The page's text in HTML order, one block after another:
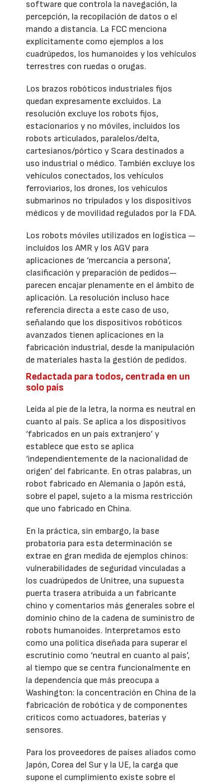
software que controla la navegación, la
percepción, la recopilación de datos o el
mando a distancia. La FCC menciona
explícitamente como ejemplos a los
cuadrúpedos, los humanoides y los vehículos
terrestres con ruedas o orugas.
Los brazos robóticos industriales fijos
quedan expresamente excluidos. La
resolución excluye los robots fijos,
estacionarios y no móviles, incluidos los
robots articulados, paralelos/delta,
cartesianos/pórtico y Scara destinados a
uso industrial o médico. También excluye los
vehículos conectados, los vehículos
ferroviarios, los drones, los vehículos
submarinos no tripulados y los dispositivos
médicos y de movilidad regulados por la FDA.
Los robots móviles utilizados en logística —
incluidos los AMR y los AGV para
aplicaciones de ‘mercancía a persona’,
clasificación y preparación de pedidos—
parecen encajar plenamente en el ámbito de
aplicación. La resolución incluso hace
referencia directa a este caso de uso,
señalando que los dispositivos robóticos
avanzados tienen aplicaciones en la
fabricación industrial, desde la manipulación
de materiales hasta la gestión de pedidos.
Redactada para todos, centrada en un
solo país
Leída al pie de la letra, la norma es neutral en
cuanto al país. Se aplica a los dispositivos
‘fabricados en un país extranjero’ y
establece que esto se aplica
‘independientemente de la nacionalidad de
origen’ del fabricante. En otras palabras, un
robot fabricado en Alemania o Japón está,
sobre el papel, sujeto a la misma restricción
que uno fabricado en China.
En la práctica, sin embargo, la base
probatoria para esta determinación se
extrae en gran medida de ejemplos chinos:
vulnerabilidades de seguridad vinculadas a
los cuadrúpedos de Unitree, una supuesta
puerta trasera atribuida a un fabricante
chino y comentarios más generales sobre el
dominio chino de la cadena de suministro de
robots humanoides. Interpretamos esto
como una política diseñada para superar el
escrutinio como ‘neutral en cuanto al país’,
al tiempo que se centra funcionalmente en
la dependencia que más preocupa a
Washington: la concentración en China de la
fabricación de robótica y de componentes
críticos como actuadores, baterías y
sensores.
Para los proveedores de países aliados como
Japón, Corea del Sur y la UE, la carga que
supone el cumplimiento existe sobre el